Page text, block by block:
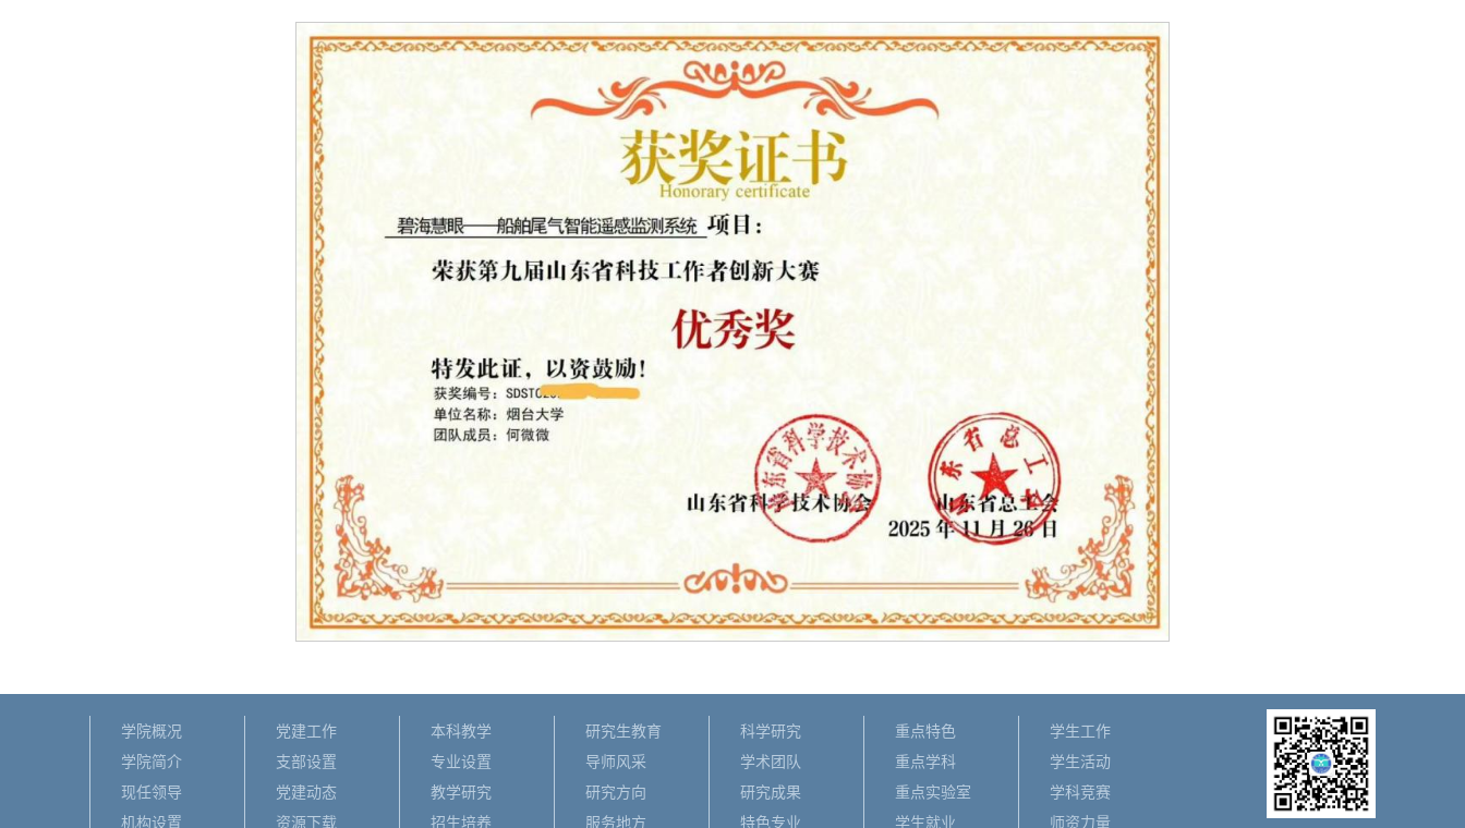
学院概况 党建工作 本科教学 研究生教育 科学研究 重点特色
学生工作
学院简介
支部设置 专业设置 导师风采 学术团队 重点学科
学生活动
现任领导
党建动态 教学研究 研究方向 研究成果 重点实验室
学科竞赛
机构设置
资源下载 招生培养 服务地方 特色专业 学生就业 师资力量